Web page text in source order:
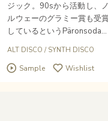
ジック。90sから活動し、ノ
ルウェーのグラミー賞も受
しているというPäronsoda等
もにYtre Rymden Dansskola
でも〈Full Pupp〉や〈Maxi
ALT DISCO / SYNTH DISCO
Sample Wishlist